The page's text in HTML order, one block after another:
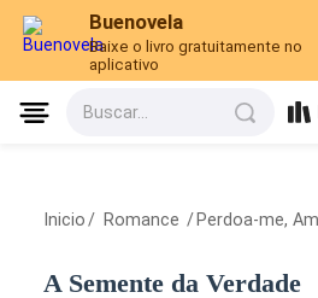
Buenovela
Baixe o livro gratuitamente no
aplicativo
Buscar...
Inicio / Romance / Perdoa-me,
A Semente da Verdade